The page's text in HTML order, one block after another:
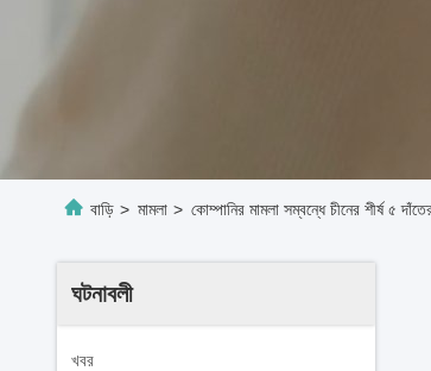
বাড়ি > মামলা > কোম্পানির মামলা সম্বন্ধে চীনের শীর্ষ ৫
ঘটনাবলী
খবর